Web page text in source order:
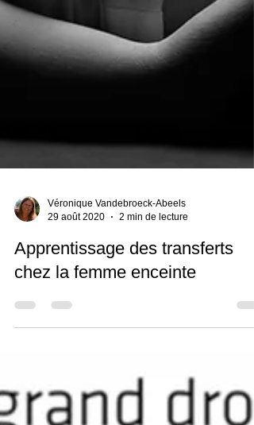
Véronique Vandebroeck-Abeels
29 août 2020
2 min de lecture
Apprentissage des transferts